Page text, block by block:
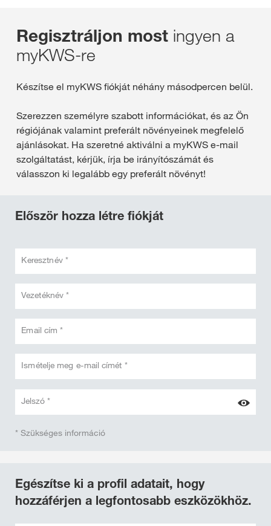
Regisztráljon most ingyen a
myKWS-re
Készítse el myKWS fiókját néhány másodpercen belül.
Szerezzen személyre szabott információkat, és az Ön
régiójának valamint preferált növényeinek megfelelő
ajánlásokat. Ha szeretné aktiválni a myKWS e-mail
szolgáltatást, kérjük, írja be irányítószámát és
válasszon ki legalább egy preferált növényt!
Először hozza létre fiókját
Keresztnév *
Vezetéknév *
Email cím *
Ismételje meg e-mail címét *
Jelszó *
* Szükséges információ
Egészítse ki a profil adatait, hogy
hozzáférjen a legfontosabb eszközökhöz.